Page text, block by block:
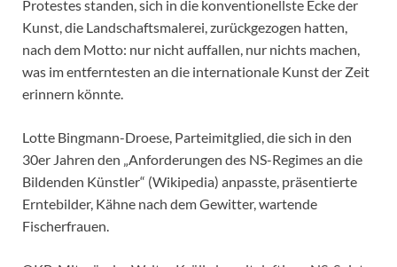
Protestes standen, sich in die konventionellste Ecke der
Kunst, die Landschaftsmalerei, zurückgezogen hatten,
nach dem Motto: nur nicht auffallen, nur nichts machen,
was im entferntesten an die internationale Kunst der Zeit
erinnern könnte.
Lotte Bingmann-Droese, Parteimitglied, die sich in den
30er Jahren den „Anforderungen des NS-Regimes an die
Bildenden Künstler“ (Wikipedia) anpasste, präsentierte
Erntebilder, Kähne nach dem Gewitter, wartende
Fischerfrauen.